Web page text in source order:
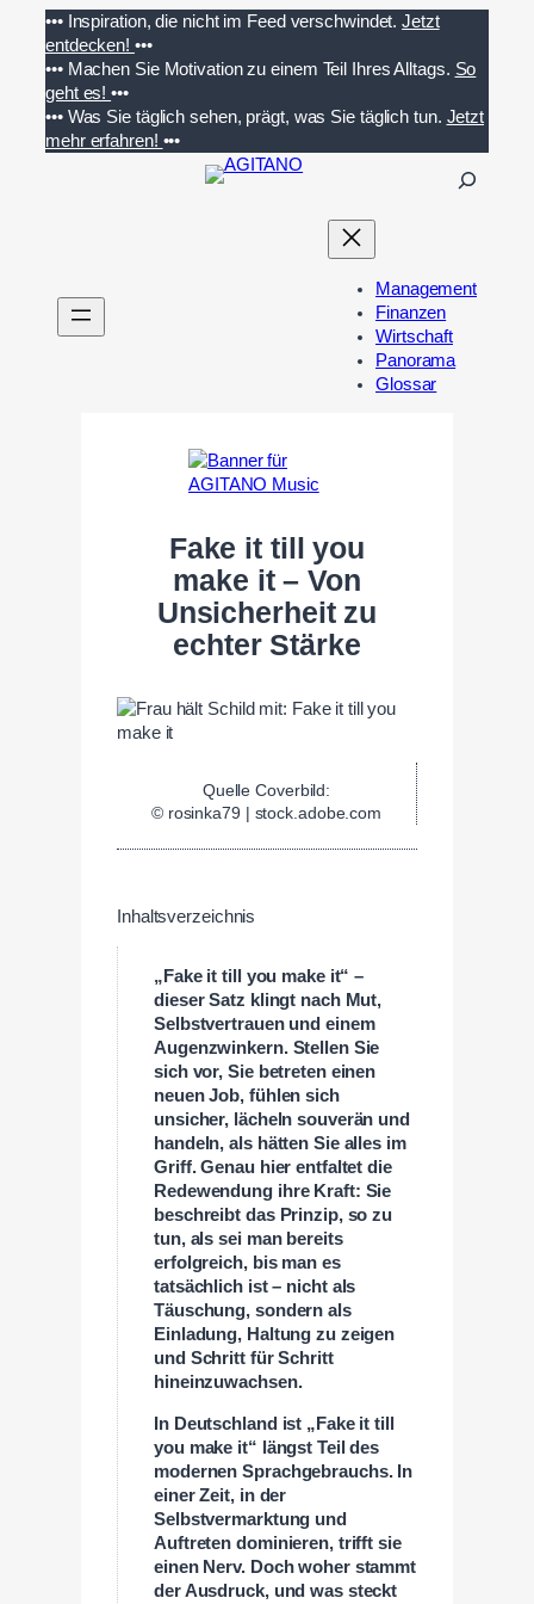
Inhalt
springen
••• Inspiration, die nicht im Feed verschwindet. Jetzt
entdecken! •••
••• Machen Sie Motivation zu einem Teil Ihres Alltags. So
geht es!•••
••• Was Sie täglich sehen, prägt, was Sie täglich tun. Jetzt
mehr erfahren! •••
n
Management
Finanzen
Wirtschaft
Panorama
Glossar
Fake it till you
make it – Von
Unsicherheit zu
echter Stärke
Quelle Coverbild:
© rosinka79 | stock.adobe.com
Inhaltsverzeichnis
„Fake it till you make it“ –
dieser Satz klingt nach Mut,
Selbstvertrauen und einem
Augenzwinkern. Stellen Sie
sich vor, Sie betreten einen
neuen Job, fühlen sich
unsicher, lächeln souverän und
handeln, als hätten Sie alles im
Griff. Genau hier entfaltet die
Redewendung ihre Kraft: Sie
beschreibt das Prinzip, so zu
tun, als sei man bereits
erfolgreich, bis man es
tatsächlich ist – nicht als
Täuschung, sondern als
Einladung, Haltung zu zeigen
und Schritt für Schritt
hineinzuwachsen.
In Deutschland ist „Fake it till
you make it“ längst Teil des
modernen Sprachgebrauchs. In
einer Zeit, in der
Selbstvermarktung und
Auftreten dominieren, trifft sie
einen Nerv. Doch woher stammt
der Ausdruck, und was steckt